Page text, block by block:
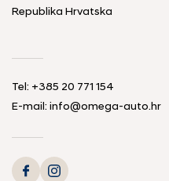
Republika Hrvatska
Tel: +385 20 771 154
E-mail: info@omega-auto.hr